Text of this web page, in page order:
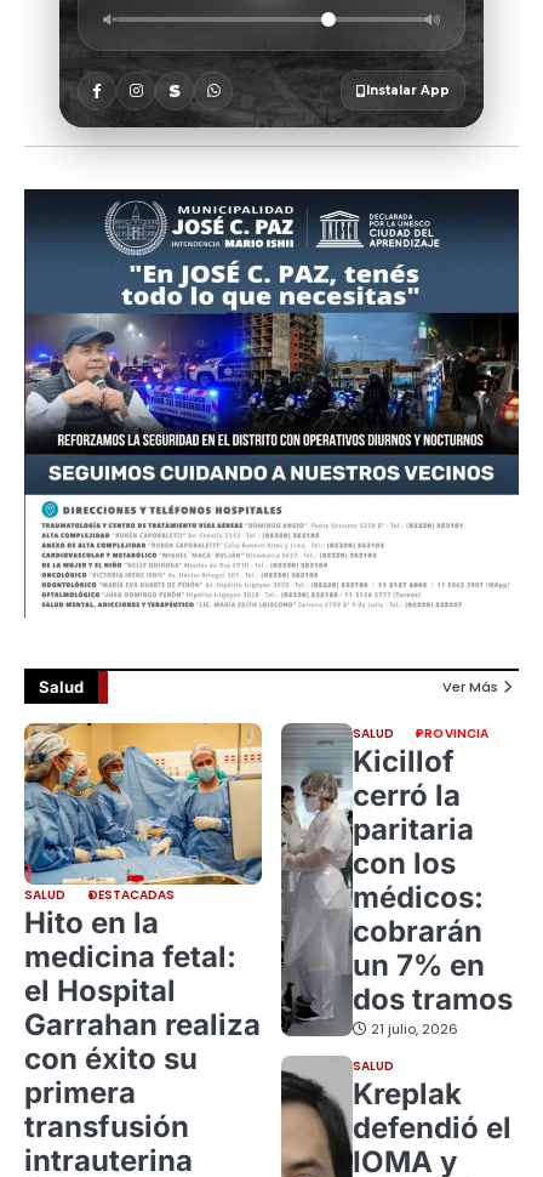
Salud Ver Más
SALUD DESTACADAS
Hito en la
medicina fetal:
el Hospital
Garrahan realiza
con éxito su
primera
transfusión
intrauterina
SALUD PROVINCIA
Kicillof
cerró la
paritaria
con los
médicos:
cobrarán
un 7% en
dos tramos
21 julio, 2026
SALUD
Kreplak
defendió el
IOMA y